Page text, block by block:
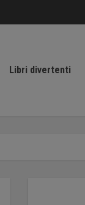
Libri divertenti